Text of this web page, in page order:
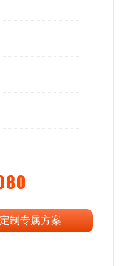
定制专属方案